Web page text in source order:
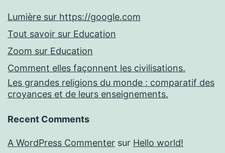
Lumière sur https://google.com
Tout savoir sur Education
Zoom sur Education
Comment elles façonnent les civilisations.
Les grandes religions du monde : comparatif des
croyances et de leurs enseignements.
Recent Comments
A WordPress Commenter sur Hello world!